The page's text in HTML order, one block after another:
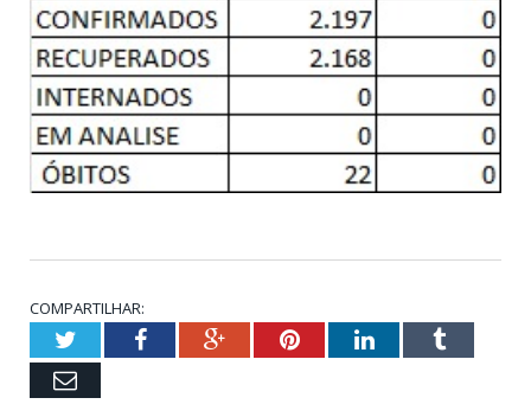
COMPARTILHAR:
TwitterFacebookGoogle+PinterestLinkedInTumblr
Email